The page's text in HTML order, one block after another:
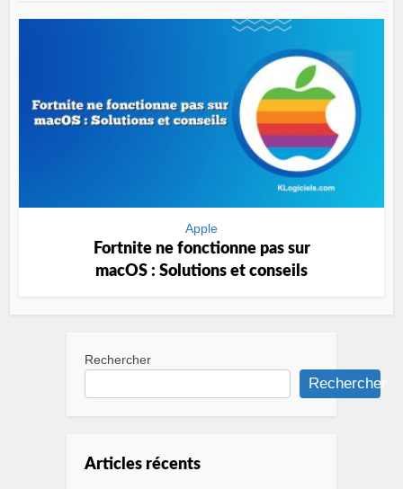
Apple
Fortnite ne fonctionne pas sur
macOS : Solutions et conseils
Rechercher
Rechercher
Articles récents